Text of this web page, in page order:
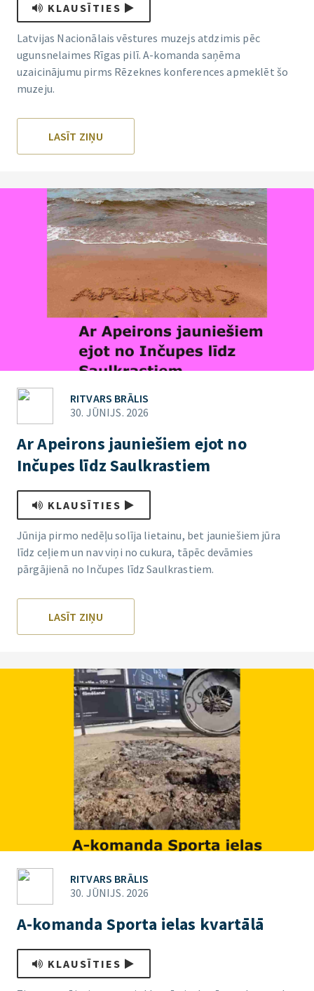
KLAUSĪTIES
Latvijas Nacionālais vēstures muzejs atdzimis pēc
ugunsnelaimes Rīgas pilī. A-komanda saņēma
uzaicinājumu pirms Rēzeknes konferences apmeklēt šo
muzeju.
LASĪT ZIŅU
RITVARS BRĀLIS
30. JŪNIJS. 2026
Ar Apeirons jauniešiem ejot no
Inčupes līdz Saulkrastiem
KLAUSĪTIES
Jūnija pirmo nedēļu solīja lietainu, bet jauniešiem jūra
līdz ceļiem un nav viņi no cukura, tāpēc devāmies
pārgājienā no Inčupes līdz Saulkrastiem.
LASĪT ZIŅU
RITVARS BRĀLIS
30. JŪNIJS. 2026
A-komanda Sporta ielas kvartālā
KLAUSĪTIES